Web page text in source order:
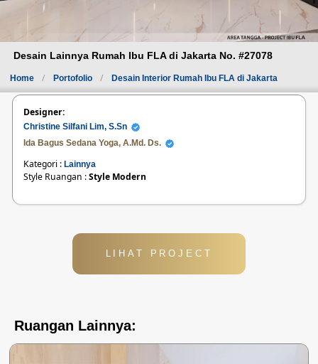
Desain Lainnya Rumah Ibu FLA di Jakarta No. #27078
Home Portofolio Desain Interior Rumah Ibu FLA di Jakarta
Designer:
Christine Silfani Lim, S.Sn
Ida Bagus Sedana Yoga, A.Md. Ds.
Kategori : Lainnya
Style Ruangan :Style Modern
LIHAT PROJECT
Ruangan Lainnya: